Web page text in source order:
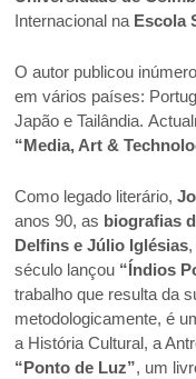
Internacional na Escola
O autor publicou
em vários países:
Japão e Tailândia.
“Media, Art &
Como legado literário,
anos 90, as biografias
Delfins e Júlio Iglésias
século lançou “Índios
trabalho que resulta da
metodologicamente, é
a História Cultural, a
“Ponto de Luz”, um